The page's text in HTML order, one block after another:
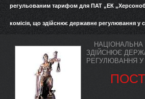
регульованим тарифом для ПАТ „ЕК
комісія, що здійснює державне регулювання у
НАЦІОНАЛЬНА
ЗДІЙСНЮЄ
РЕГУЛЮВАННЯ У